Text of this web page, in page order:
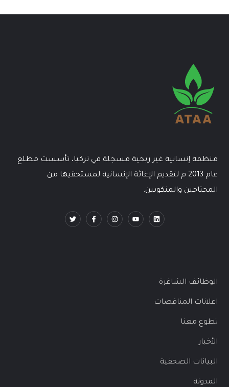
منظمة إنسانية غير ربحية مسجلة في تركيا، تأسست مطلع
عام 2013 م لتقديم الإغاثة الإنسانية لمستحقيها من
المحتاجين والمنكوبين.
الوظائف الشاغرة
اعلانات المناقصات
تطوع معنا
الأخبار
البيانات الصحفية
المدونة